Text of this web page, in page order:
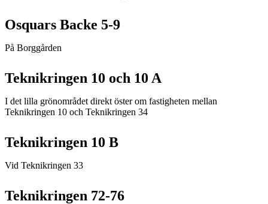
Osquars Backe 5-9
På Borggården
Teknikringen 10 och 10 A
I det lilla grönområdet direkt öster om fastigheten mellan
Teknikringen 10 och Teknikringen 34
Teknikringen 10 B
Vid Teknikringen 33
Teknikringen 72-76